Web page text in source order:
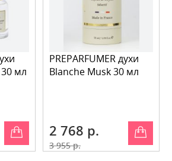
мл
PREPARFUMER духи
Blanche Musk 30 мл
2 768 р.
3 955 р.